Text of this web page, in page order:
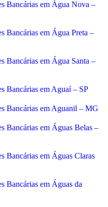
Bancárias em Água Nova –
Bancárias em Água Preta –
Bancárias em Água Santa –
Bancárias em Aguaí – SP
Bancárias em Aguanil – MG
Bancárias em Águas Belas –
Bancárias em Águas Claras
Bancárias em Águas da